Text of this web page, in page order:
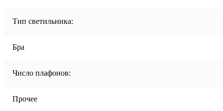
Тип светильника:
Бра
Число плафонов:
Прочее